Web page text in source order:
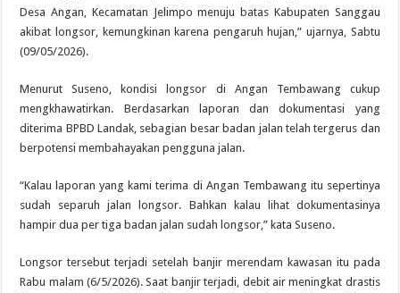
Desa Angan, Kecamatan Jelimpo menuju batas Kabupaten Sanggau
akibat longsor, kemungkinan karena pengaruh hujan,” ujarnya, Sabtu
(09/05/2026).
Menurut Suseno, kondisi longsor di Angan Tembawang cukup
mengkhawatirkan. Berdasarkan laporan dan dokumentasi yang
diterima BPBD Landak, sebagian besar badan jalan telah tergerus dan
berpotensi membahayakan pengguna jalan.
“Kalau laporan yang kami terima di Angan Tembawang itu sepertinya
sudah separuh jalan longsor. Bahkan kalau lihat dokumentasinya
hampir dua per tiga badan jalan sudah longsor,” kata Suseno.
Longsor tersebut terjadi setelah banjir merendam kawasan itu pada
Rabu malam (6/5/2026). Saat banjir terjadi, debit air meningkat drastis